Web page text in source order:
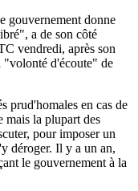
gouvernement donne
a de son côté
vendredi, après son
"volonté d'écoute" de
prud'homales en cas de
mais la plupart des
pour imposer un
déroger. Il y a un an,
le gouvernement à la